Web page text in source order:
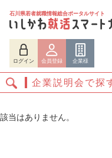
石川県若者就職情報総合ポータルサイト
ログイン 会員登録 企業様
企業説明会で探
該当はありません。